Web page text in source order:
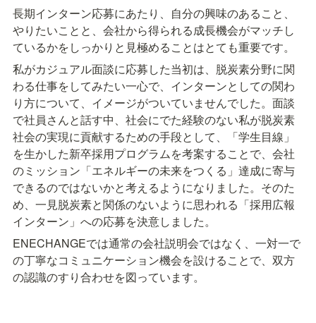
長期インターン応募にあたり、自分の興味のあること、
やりたいことと、会社から得られる成長機会がマッチし
ているかをしっかりと見極めることはとても重要です。
私がカジュアル面談に応募した当初は、脱炭素分野に関
わる仕事をしてみたい一心で、インターンとしての関わ
り方について、イメージがついていませんでした。面談
で社員さんと話す中、社会にでた経験のない私が脱炭素
社会の実現に貢献するための手段として、「学生目線」
を生かした新卒採用プログラムを考案することで、会社
のミッション「エネルギーの未来をつくる」達成に寄与
できるのではないかと考えるようになりました。そのた
め、一見脱炭素と関係のないように思われる「採用広報
インターン」への応募を決意しました。
ENECHANGEでは通常の会社説明会ではなく、一対一で
の丁寧なコミュニケーション機会を設けることで、双方
の認識のすり合わせを図っています。